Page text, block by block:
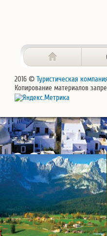
2016 © Туристическая
Копирование материалов